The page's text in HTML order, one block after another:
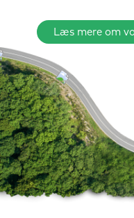
Læs mere om